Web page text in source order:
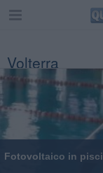
Volterra
Fotovoltaico in